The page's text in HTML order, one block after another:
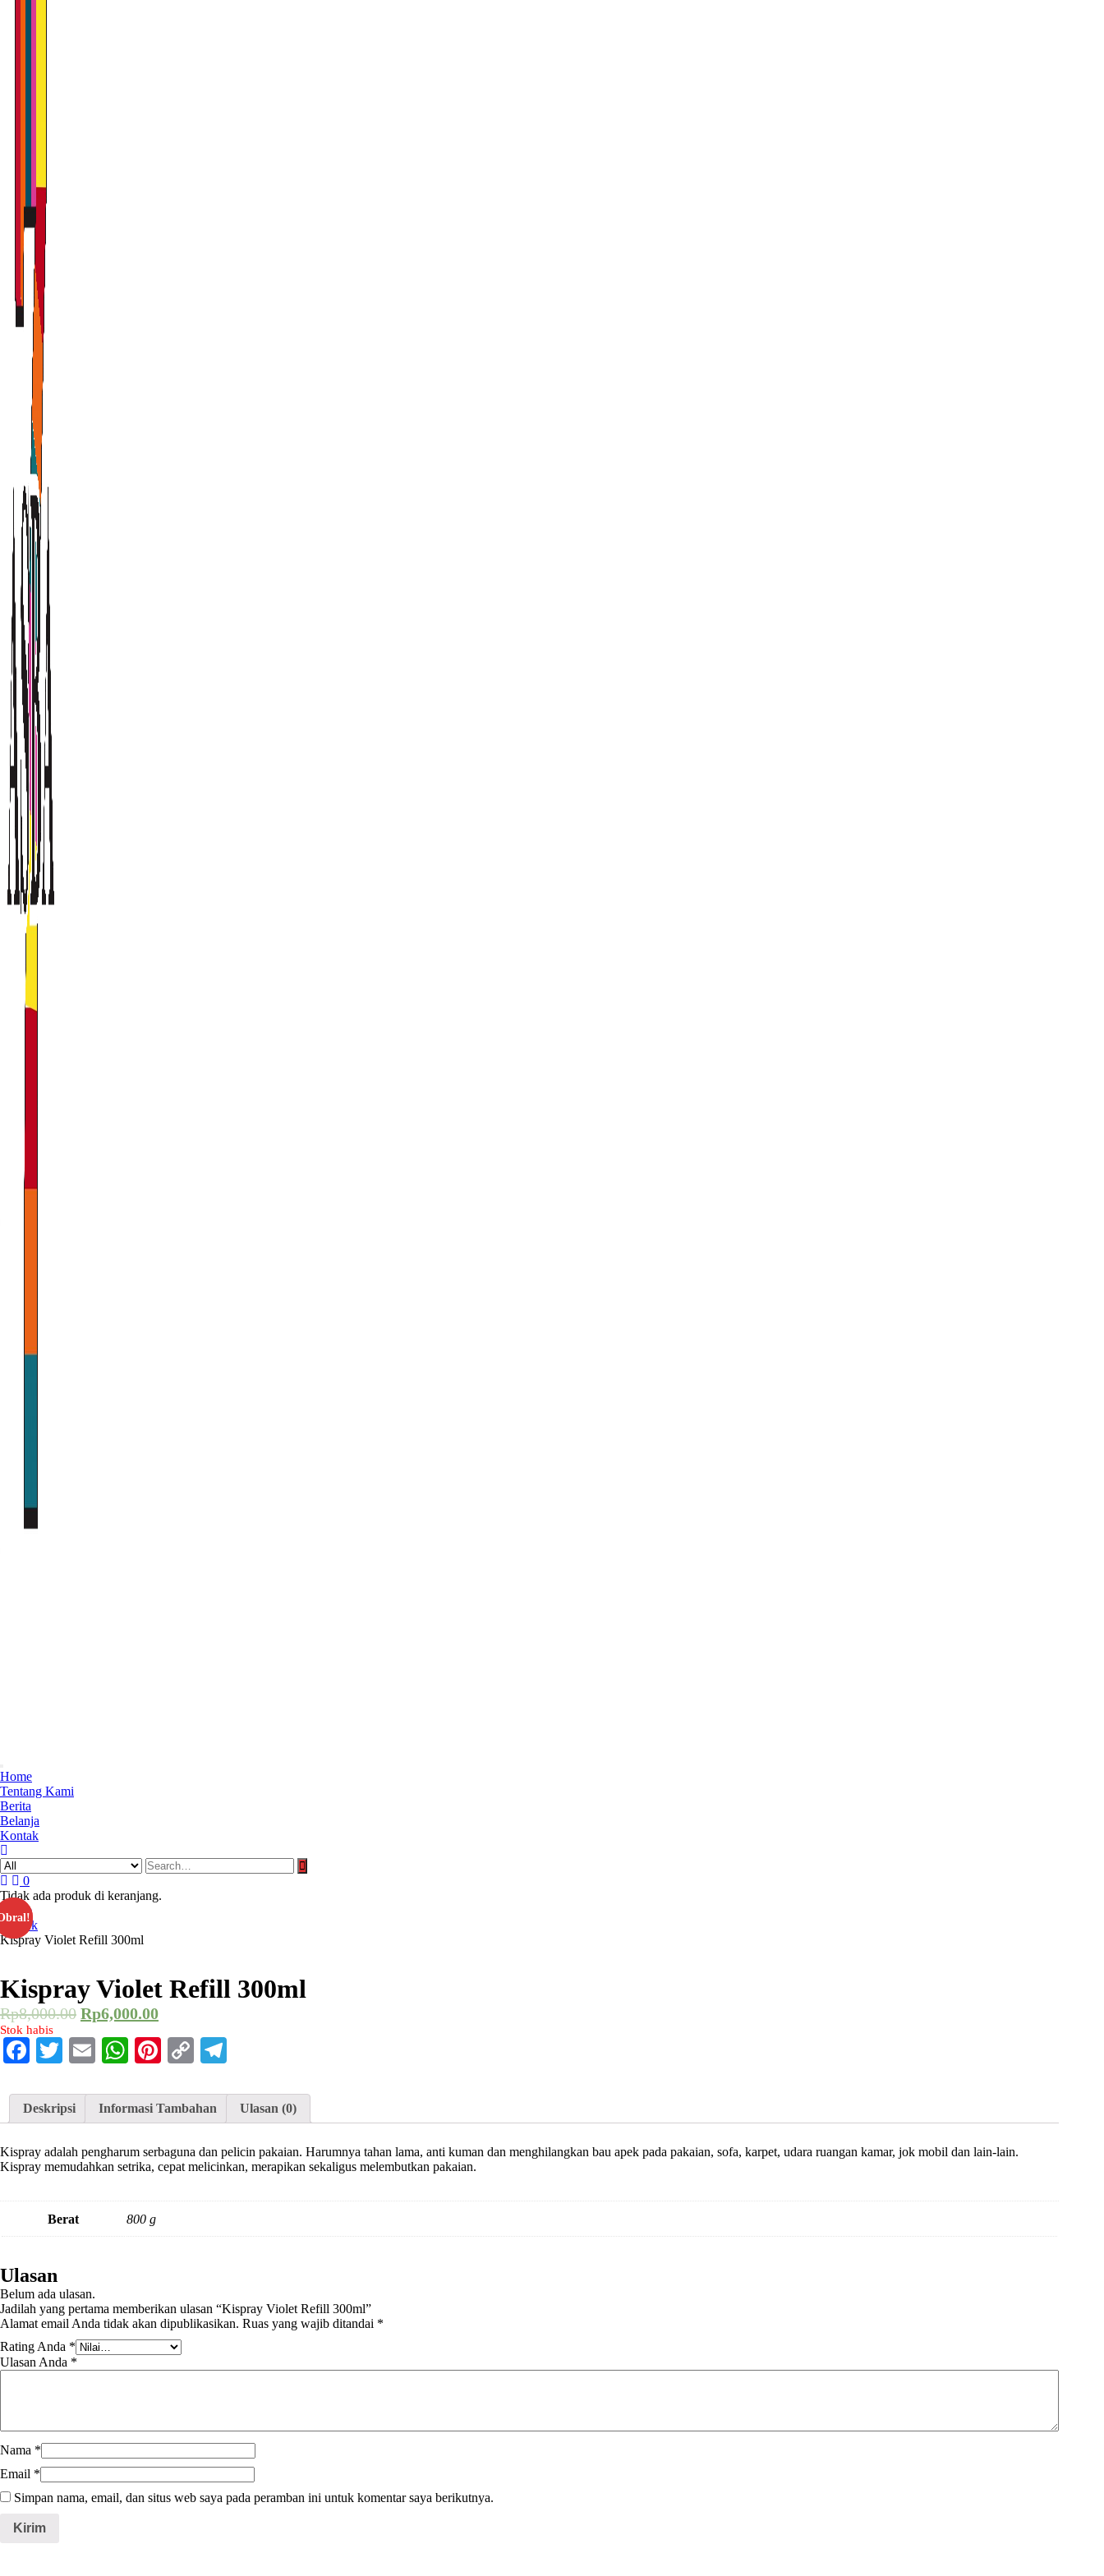
Home
Tentang Kami
Berita
Belanja
Kontak
0
Tidak ada produk di keranjang.
Home
Produk
Kispray Violet Refill 300ml
Kispray Violet Refill 300ml
Rp8,000.00 Rp6,000.00
Stok habis
Facebook
Twitter
EmailWhatsApp
Pinterest
Copy
Deskripsi Informasi Tambahan Ulasan (0)
Kispray adalah pengharum serbaguna dan pelicin pakaian. Harumnya tahan lama, anti kuman dan menghilangkan bau apek pada pakaian, sofa, karpet, udara ruangan kamar, jok mobil dan lain-lain.
Kispray memudahkan setrika, cepat melicinkan, merapikan sekaligus melembutkan pakaian.
Berat 800 g
Ulasan
Belum ada ulasan.
Jadilah yang pertama memberikan ulasan “Kispray Violet Refill 300ml”
Alamat email Anda tidak akan dipublikasikan. Ruas yang wajib ditandai *
Rating Anda *
Ulasan Anda *
Nama *
Email *
Simpan nama, email, dan situs web saya pada peramban ini untuk komentar saya berikutnya.